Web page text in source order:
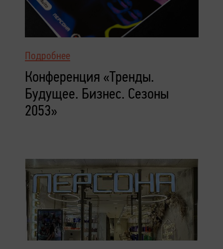
Подробнее
Конференция «Тренды.
Будущее. Бизнес. Сезоны
2053»